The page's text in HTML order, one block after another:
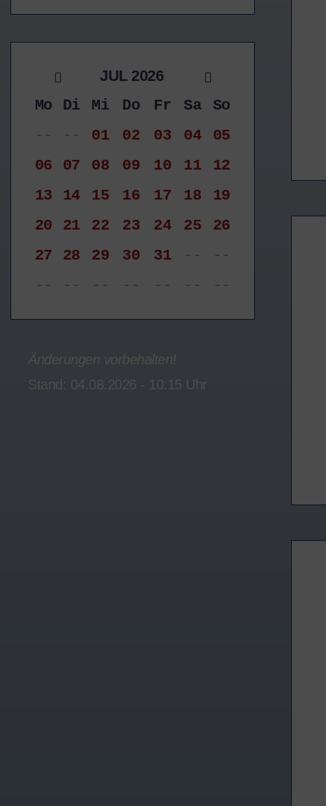
JUL 2026
Mo
Di Mi Do Fr Sa
So
--
-- 01 02 03 04
05
06
07 08 09 10 11
12
13
14 15 16 17 18
19
20
21 22 23 24 25
26
27
28 29 30 31 --
--
--
-- -- -- -- -- --
Änderungen vorbehalten!
Stand: 04.08.2026 - 10:15 Uhr